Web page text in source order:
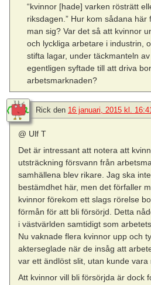
“kvinnor [hade] varken rösträtt
riksdagen.” Hur kom sådana
man sig? Var det så att kvinnor
och lyckliga arbetare i industrin,
stifta lagar, under täckmanteln
egentligen syftade till att driva
arbetsmarknaden?
Rick den 16 januari, 2015 kl.
@ Ulf T
Det är intressant att notera att
utsträckning försvann från
samhällena blev rikare. Jag ska
bestämdhet här, men det förfaller
kvinnor förekom ett slags rörelse
förmån för att bli försörjd. Detta
i västvärlden samtidigt som
Nu vaknade flera kvinnor upp och
akterseglade när de insåg att
var ett ändlöst slit, utan kunde vara
Att kvinnor vill bli försörjda är dock